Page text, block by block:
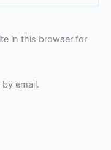
in this browser for
email.